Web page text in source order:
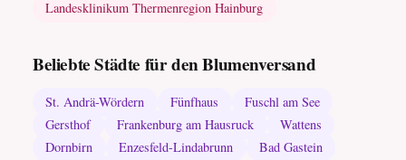
Landesklinikum Thermenregion Hainburg
Beliebte Städte für den Blumenversand
St. Andrä-Wördern Fünfhaus
Fuschl am See
Gersthof
Frankenburg am Hausruck
Wattens
Dornbirn
Enzesfeld-Lindabrunn
Bad Gastein